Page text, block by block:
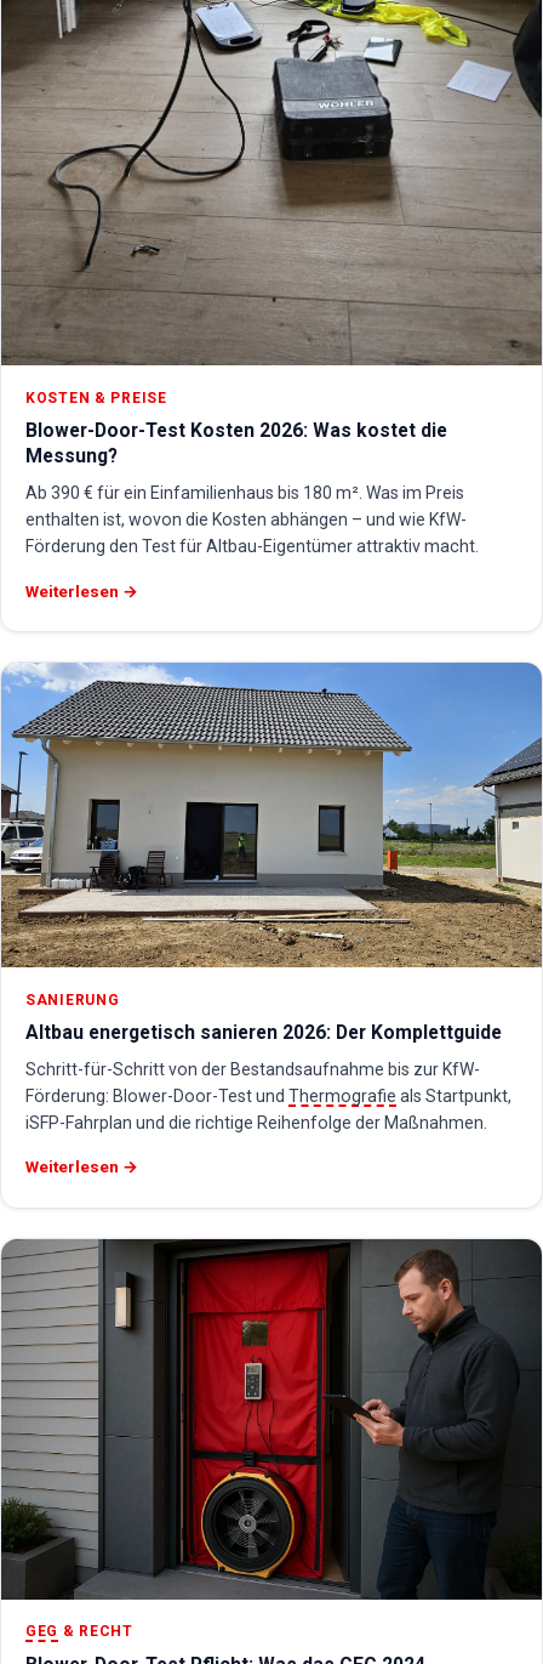
KOSTEN & PREISE
Blower-Door-Test Kosten 2026: Was kostet die
Messung?
Ab 390 € für ein Einfamilienhaus bis 180 m². Was im Preis
enthalten ist, wovon die Kosten abhängen – und wie KfW-
Förderung den Test für Altbau-Eigentümer attraktiv macht.
Weiterlesen →
SANIERUNG
Altbau energetisch sanieren 2026: Der Komplettguide
Schritt-für-Schritt von der Bestandsaufnahme bis zur KfW-
Förderung: Blower-Door-Test und Thermografie als Startpunkt,
iSFP-Fahrplan und die richtige Reihenfolge der Maßnahmen.
Weiterlesen →
GEG & RECHT